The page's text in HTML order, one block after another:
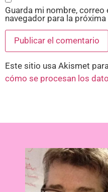
Guarda mi nombre,
navegador para la
Este sitio usa Akismet
cómo se procesan los